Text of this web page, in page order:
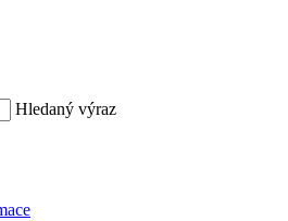
Hledaný výraz